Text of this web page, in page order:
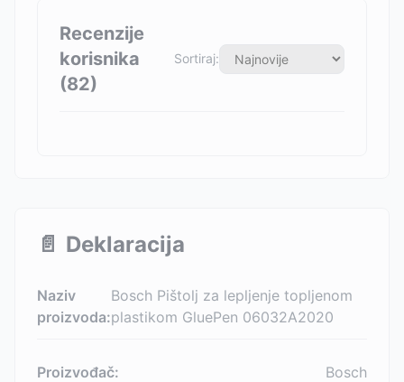
Recenzije
korisnika
(82)
Sortiraj:
📄 Deklaracija
Naziv
proizvoda:
Bosch Pištolj za lepljenje topljenom
plastikom GluePen 06032A2020
Proizvođač: Bosch